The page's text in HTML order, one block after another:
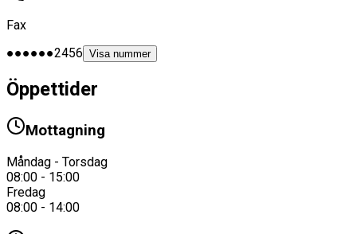
Fax
●●●●●●2456 Visa nummer
Öppettider
Mottagning
Måndag - Torsdag
08:00 - 15:00
Fredag
08:00 - 14:00